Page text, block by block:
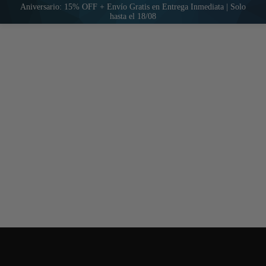
Aniversario: 15% OFF + Envío Gratis en Entrega Inmediata | Solo
hasta el 18/08